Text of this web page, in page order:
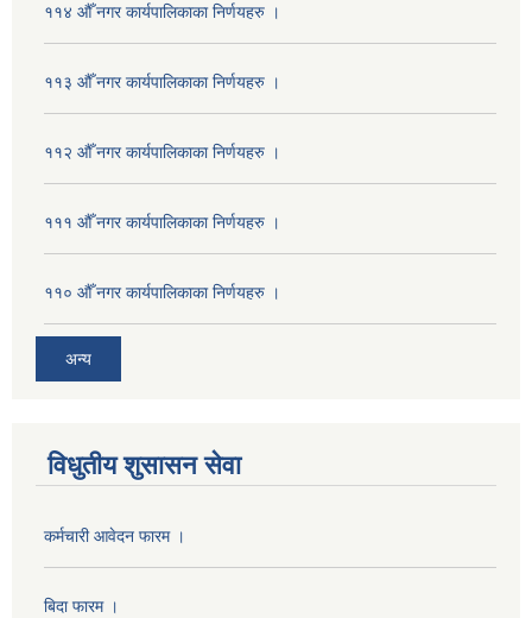
११४ औँ नगर कार्यपालिकाका निर्णयहरु ।
११३ औँ नगर कार्यपालिकाका निर्णयहरु ।
११२ औँ नगर कार्यपालिकाका निर्णयहरु ।
१११ औँ नगर कार्यपालिकाका निर्णयहरु ।
११० औँ नगर कार्यपालिकाका निर्णयहरु ।
अन्य
विधुतीय शुसासन सेवा
कर्मचारी आवेदन फारम ।
बिदा फारम ।